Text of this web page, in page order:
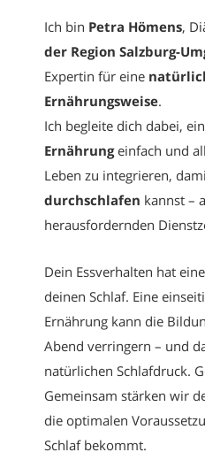
Ich bin Petra Hömens,
der Region Salzburg-
Expertin für eine
Ernährungsweise.
Ich begleite dich dabei,
Ernährungeinfach und
Leben zu integrieren,
durchschlafen kannst –
herausfordernden
Dein Essverhalten hat
deinen Schlaf. Eine
Ernährung kann die
Abend verringern – und
natürlichen Schlafdruck.
Gemeinsam stärken wir
die optimalen
Schlaf bekommt.